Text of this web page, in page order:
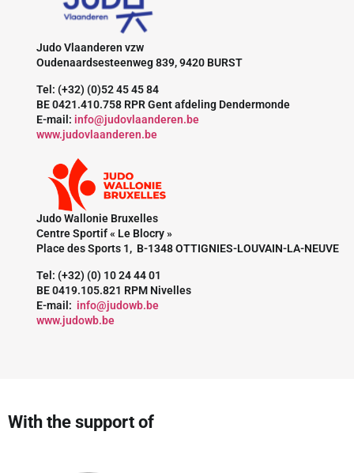
Judo Vlaanderen vzw
Oudenaardsesteenweg 839, 9420 BURST
Tel: (+32) (0)52 45 45 84
BE 0421.410.758 RPR Gent afdeling Dendermonde
E-mail: info@judovlaanderen.be
www.judovlaanderen.be
Judo Wallonie Bruxelles
Centre Sportif « Le Blocry »
Place des Sports 1, B-1348 OTTIGNIES-LOUVAIN-LA-NEUVE
Tel: (+32) (0) 10 24 44 01
BE 0419.105.821 RPM Nivelles
E-mail: info@judowb.be
www.judowb.be
With the support of